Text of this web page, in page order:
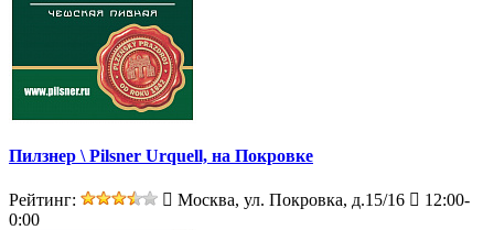
Пилзнер \ Pilsner Urquell, на Покровке
Рейтинг: Москва, ул. Покровка, д.15/16
12:00-
0:00